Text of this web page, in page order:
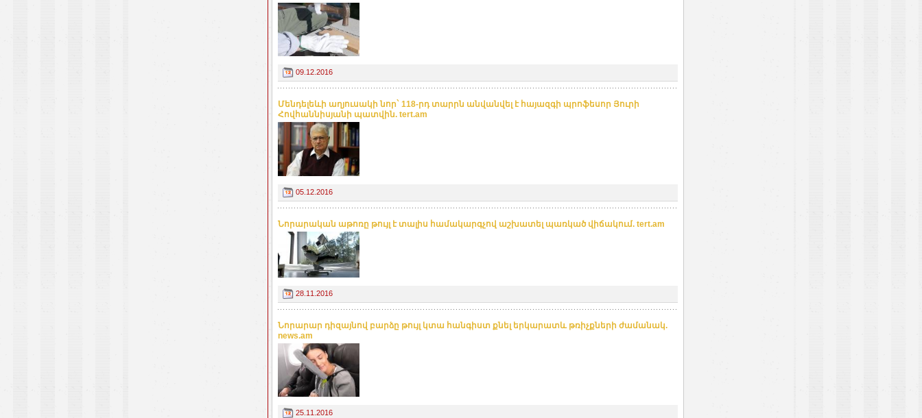
09.12.2016
Մենդելեևի աղյուսակի նոր` 118-րդ տարրն անվանվել է հայազգի պրոֆեսոր Յուրի
Հովհաննիսյանի պատվին. tert.am
05.12.2016
Նորարական աթոռը թույլ է տալիս համակարգչով աշխատել պառկած վիճակում. tert.am
28.11.2016
Նորարար դիզայնով բարձը թույլ կտա հանգիստ քնել երկարատև թռիչքների ժամանակ.
news.am
25.11.2016